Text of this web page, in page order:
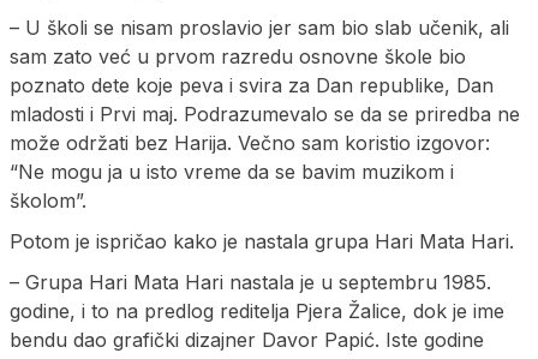
– U školi se nisam proslavio jer sam bio slab učenik, ali
sam zato već u prvom razredu osnovne škole bio
poznato dete koje peva i svira za Dan republike, Dan
mladosti i Prvi maj. Podrazumevalo se da se priredba ne
može održati bez Harija. Večno sam koristio izgovor:
“Ne mogu ja u isto vreme da se bavim muzikom i
školom”.
Potom je ispričao kako je nastala grupa Hari Mata Hari.
– Grupa Hari Mata Hari nastala je u septembru 1985.
godine, i to na predlog reditelja Pjera Žalice, dok je ime
bendu dao grafički dizajner Davor Papić. Iste godine